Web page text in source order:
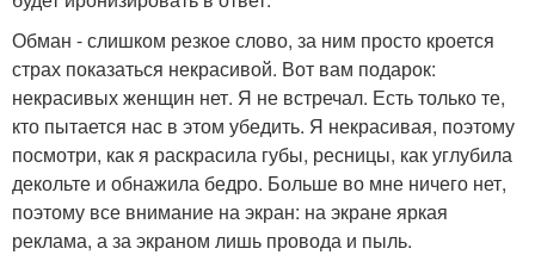
Обман - слишком резкое слово, за ним просто кроется
страх показаться некрасивой. Вот вам подарок:
некрасивых женщин нет. Я не встречал. Есть только те,
кто пытается нас в этом убедить. Я некрасивая, поэтому
посмотри, как я раскрасила губы, ресницы, как углубила
декольте и обнажила бедро. Больше во мне ничего нет,
поэтому все внимание на экран: на экране яркая
реклама, а за экраном лишь провода и пыль.